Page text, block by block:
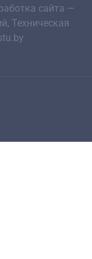
сайта —
Техническая